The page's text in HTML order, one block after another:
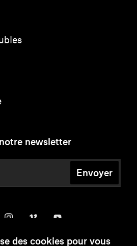
newsletter
Envoyer
des cookies pour vous